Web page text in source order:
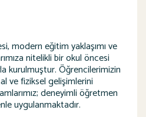
modern eğitim yaklaşımı ve
nitelikli bir okul öncesi
kurulmuştur. Öğrencilerimizin
ve fiziksel gelişimlerini
deneyimli öğretmen
uygulanmaktadır.